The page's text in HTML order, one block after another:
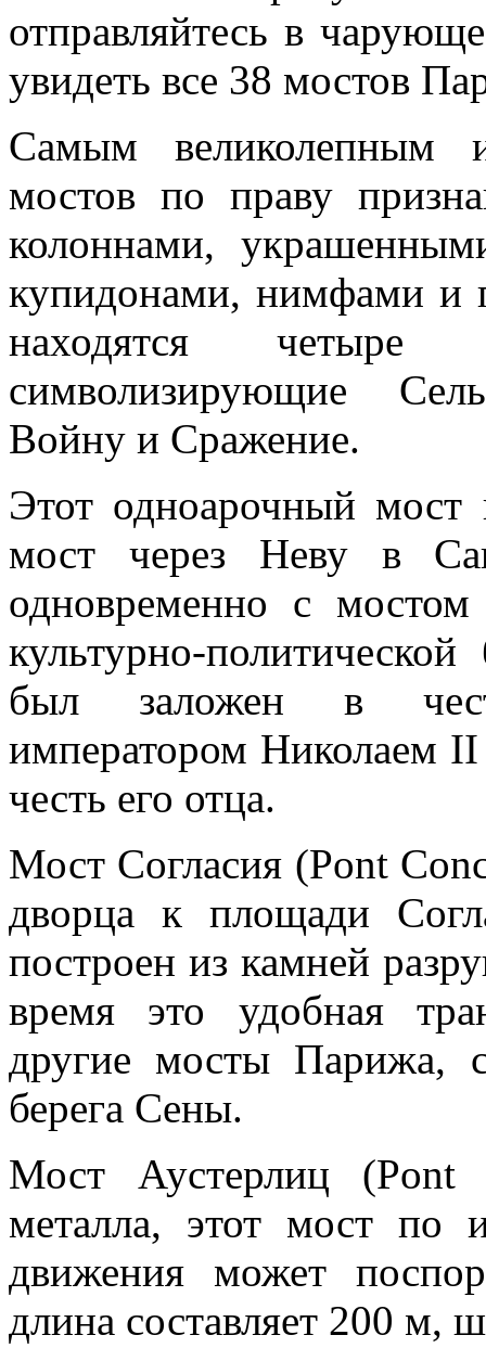
отправляйтесь в
увидеть все 38 мостов
Самым великолепным
мостов по праву
колоннами,
купидонами, нимфами и
находятся четыре
символизирующие
Войну и Сражение.
Этот одноарочный мост
мост через Неву в
одновременно с
культурно-
был заложен в
императором Николаем II
честь его отца.
Мост Согласия (Pont
дворца к площади
построен из камней
время это удобная
другие мосты Парижа,
берега Сены.
Мост Аустерлиц (Pont
металла, этот мост по
движения может
длина составляет 200 м,